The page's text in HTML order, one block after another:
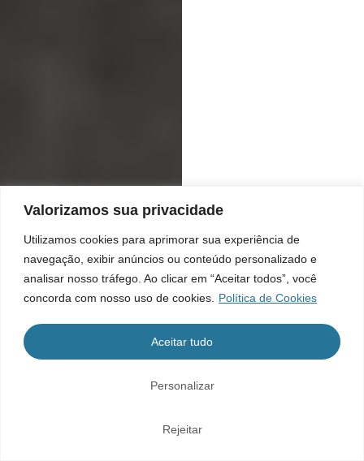
Valorizamos sua privacidade
Utilizamos cookies para aprimorar sua experiência de
navegação, exibir anúncios ou conteúdo personalizado e
analisar nosso tráfego. Ao clicar em “Aceitar todos”, você
concorda com nosso uso de cookies.
Política de Cookies
Personalizar
Rejeitar
Aceitar tudo